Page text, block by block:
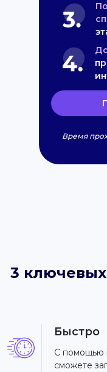
Время
3
Быстро
С помощью
сможете